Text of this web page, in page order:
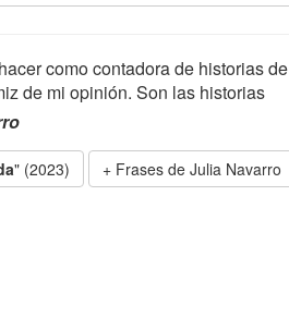
como contadora de historias de
de mi opinión. Son las historias
" (2023) Frases de Julia Navarro